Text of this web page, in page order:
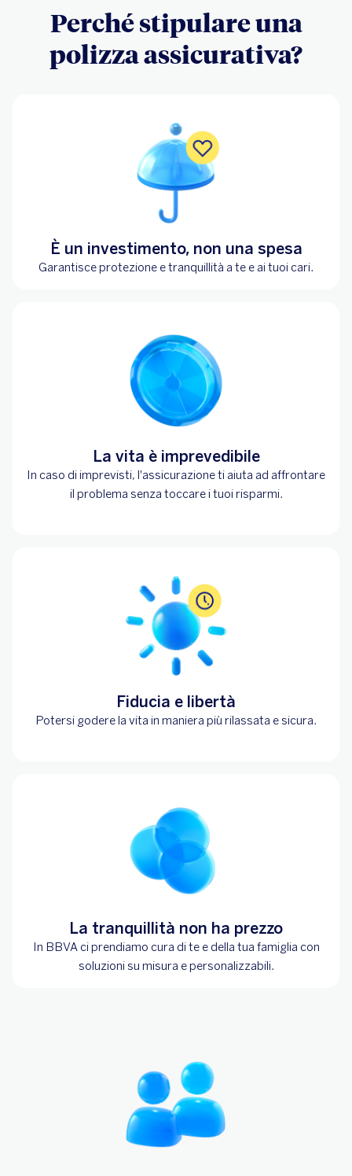
Perché stipulare una
polizza assicurativa?
È un investimento, non una spesa
Garantisce protezione e tranquillità a te e ai tuoi cari.
La vita è imprevedibile
In caso di imprevisti, l'assicurazione ti aiuta ad affrontare
il problema senza toccare i tuoi risparmi.
Fiducia e libertà
Potersi godere la vita in maniera più rilassata e sicura.
La tranquillità non ha prezzo
In BBVA ci prendiamo cura di te e della tua famiglia con
soluzioni su misura e personalizzabili.